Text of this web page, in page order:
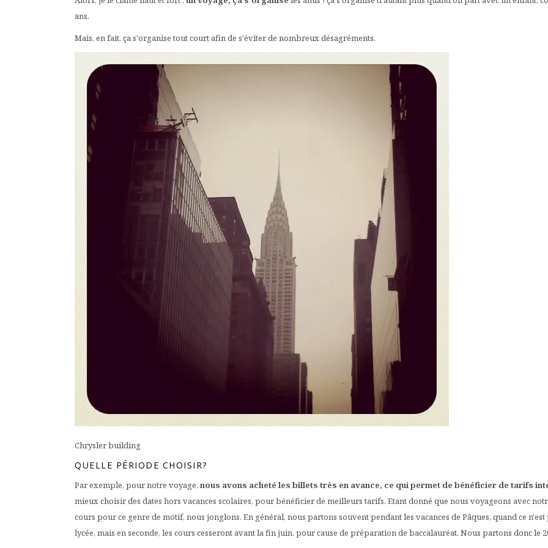
ans.
Mais, en fait, ça s'organise tout court afin de s'éviter de nombreux désagréments.
Chrysler building
QUELLE PÉRIODE CHOISIR?
Par exemple, pour notre voyage, nous avons acheté les billets très en avance, ce qui permet de bénéficier de tarifs
mieux choisir des dates hors vacances scolaires, pour bénéficier de meilleurs tarifs. Etant donné que nous voyageons avec
cours pour ce genre de motif, nous jonglons. En général, nous partons souvent pendant les vacances de Pâques, quand ce
lycée, mais en seconde, les cours cesseront avant la fin juin, pour cause de préparation de baccalauréat. Nous partons donc le